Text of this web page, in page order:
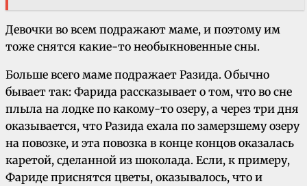
Девочки во всем подражают маме, и поэтому им
тоже снятся какие-то необыкновенные сны.
Больше всего маме подражает Разида. Обычно
бывает так: Фарида рассказывает о том, что во сне
плыла на лодке по какому-то озеру, а через три дня
оказывается, что Разида ехала по замерзшему озеру
на повозке, и эта повозка в конце концов оказалась
каретой, сделанной из шоколада. Если, к примеру,
Фариде приснятся цветы, оказывалось, что и